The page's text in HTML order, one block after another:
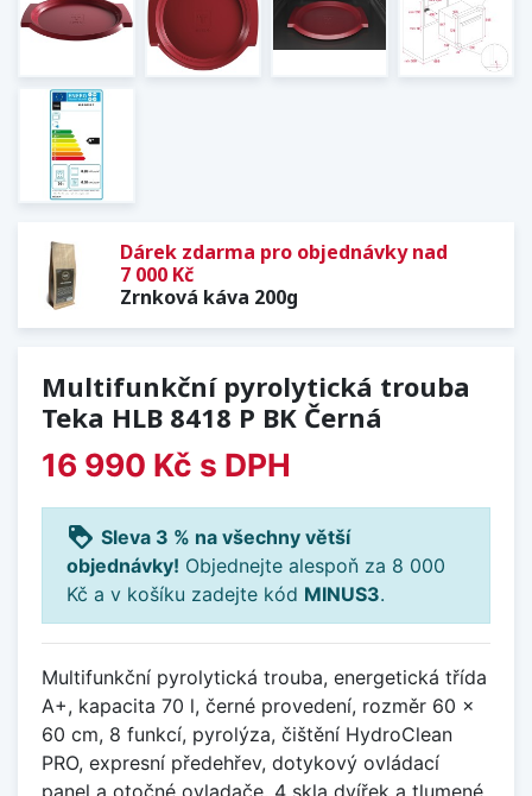
Dárek zdarma pro objednávky nad
7 000 Kč
Zrnková káva 200g
Multifunkční pyrolytická trouba
Teka HLB 8418 P BK Černá
16 990 Kč s DPH
loyalty Sleva 3 % na všechny větší
objednávky! Objednejte alespoň za 8 000
Kč a v košíku zadejte kód MINUS3.
Multifunkční pyrolytická trouba, energetická třída
A+, kapacita 70 l, černé provedení, rozměr 60 x
60 cm, 8 funkcí, pyrolýza, čištění HydroClean
PRO, expresní předehřev, dotykový ovládací